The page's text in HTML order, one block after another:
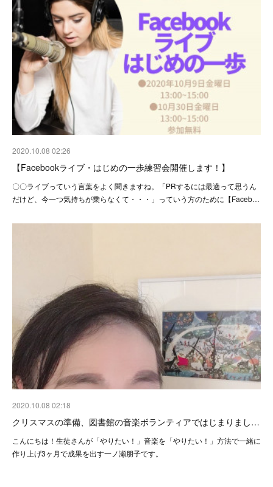
2020.10.08 02:26
【Facebookライブ・はじめの一歩練習会開催します！】
〇〇ライブっていう言葉をよく聞きますね。「PRするには最適って思うん
だけど、今一つ気持ちが乗らなくて・・・」っていう方のために【Faceb…
2020.10.08 02:18
クリスマスの準備、図書館の音楽ボランティアではじまりまし…
こんにちは！生徒さんが「やりたい！」音楽を「やりたい！」方法で一緒に
作り上げ3ヶ月で成果を出す一ノ瀬朋子です。